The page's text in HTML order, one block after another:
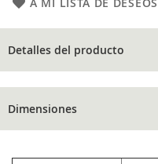
Detalles del producto
Dimensiones